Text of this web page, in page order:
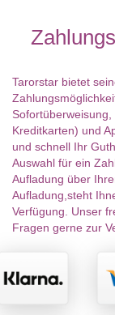
Tarorstar bietet
Kreditkarten) und
und schnell Ihr
Auswahl für ein
Aufladung über
Aufladung,steht
Verfügung. Unser
Fragen gerne zur